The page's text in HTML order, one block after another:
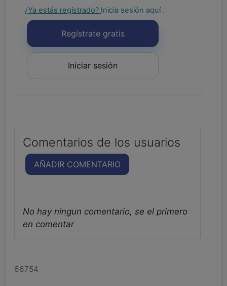
¿Ya estás registrado? Inicia sesión aquí .
Regístrate gratis
Iniciar sesión
Comentarios de los usuarios
AÑADIR COMENTARIO
No hay ningun comentario, se el primero
en comentar
66754